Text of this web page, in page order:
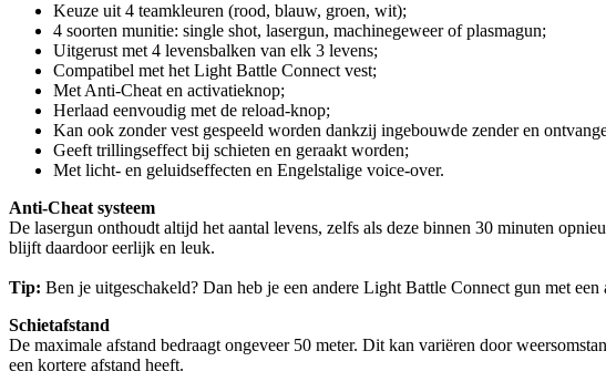
Keuze uit 4 teamkleuren (rood, blauw, groen, wit);
4 soorten munitie: single shot, lasergun, machinegeweer of plasmagun;
Uitgerust met 4 levensbalken van elk 3 levens;
Compatibel met het Light Battle Connect vest;
Met Anti-Cheat en activatieknop;
Herlaad eenvoudig met de reload-knop;
Kan ook zonder vest gespeeld worden dankzij ingebouwde zender en
Geeft trillingseffect bij schieten en geraakt worden;
Met licht- en geluidseffecten en Engelstalige voice-over.
Anti-Cheat systeem
De lasergun onthoudt altijd het aantal levens, zelfs als deze binnen 30 minuten
blijft daardoor eerlijk en leuk.
Tip: Ben je uitgeschakeld? Dan heb je een andere Light Battle Connect gun met
Schietafstand
De maximale afstand bedraagt ongeveer 50 meter. Dit kan variëren door
een kortere afstand heeft.